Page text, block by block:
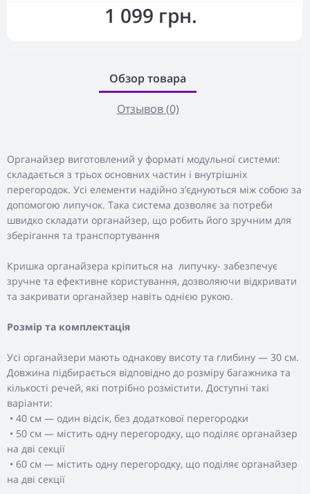
1 099 грн.
Обзор товара
Отзывов (0)
Органайзер виготовлений у форматі модульної системи:
складається з трьох основних частин і внутрішніх
перегородок. Усі елементи надійно з’єднуються між собою за
допомогою липучок. Така система дозволяє за потреби
швидко складати органайзер, що робить його зручним для
зберігання та транспортування
Кришка органайзера кріпиться на липучку- забезпечує
зручне та ефективне користування, дозволяючи відкривати
та закривати органайзер навіть однією рукою.
Розмір та комплектація
Усі органайзери мають однакову висоту та глибину — 30 см.
Довжина підбирається відповідно до розміру багажника та
кількості речей, які потрібно розмістити. Доступні такі
варіанти:
• 40 см — один відсік, без додаткової перегородки
• 50 см — містить одну перегородку, що поділяє органайзер
на дві секції
• 60 см — містить одну перегородку, що поділяє органайзер
на дві секції